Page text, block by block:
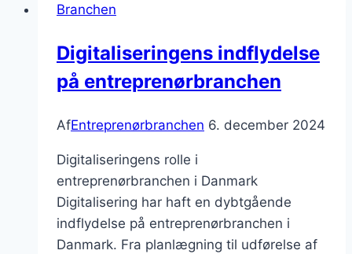
Branchen
Digitaliseringens indflydelse
på entreprenørbranchen
AfEntreprenørbranchen 6. december 2024
Digitaliseringens rolle i
entreprenørbranchen i Danmark
Digitalisering har haft en dybtgående
indflydelse på entreprenørbranchen i
Danmark. Fra planlægning til udførelse af